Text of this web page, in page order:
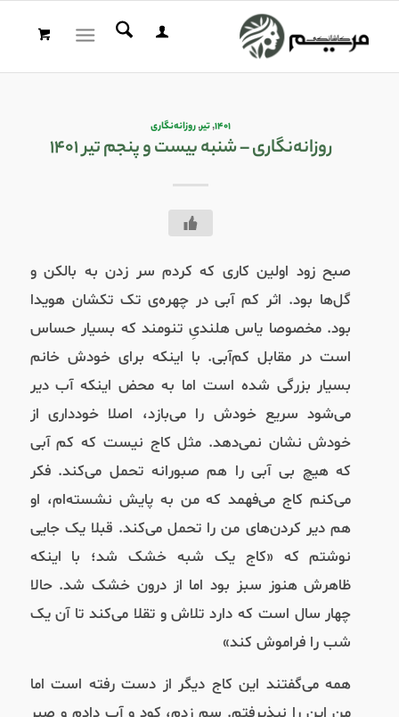
۱۴۰۱,تیر,روزانه‌نگاری
روزانه‌نگاری – شنبه بیست و پنجم تیر ۱۴۰۱
صبح زود اولین کاری که کردم سر زدن به بالکن و
گل‌ها بود. اثر کم آبی در چهره‌ی تک تکشان هویدا
بود. مخصوصا یاس هلندیِ تنومند که بسیار حساس
است در مقابل کم‌آبی. با اینکه برای خودش خانم
بسیار بزرگی شده است اما به محض اینکه آب دیر
می‌شود سریع خودش را می‌بازد، اصلا خودداری از
خودش نشان نمی‌دهد. مثل کاج نیست که کم آبی
که هیچ بی آبی را هم صبورانه تحمل می‌کند. فکر
می‌کنم کاج می‌فهمد که من به پایش نشسته‌ام، او
هم دیر کردن‌های من را تحمل می‌کند. قبلا یک جایی
نوشتم که «کاج یک شبه خشک شد؛ با اینکه
ظاهرش هنوز سبز بود اما از درون خشک شد. حالا
چهار سال است که دارد تلاش و تقلا می‌کند تا آن یک
شب را فراموش کند»
همه می‌گفتند این کاج دیگر از دست رفته است اما
من این را نپذیرفتم. سم زدم، کود و آب دادم و صبر